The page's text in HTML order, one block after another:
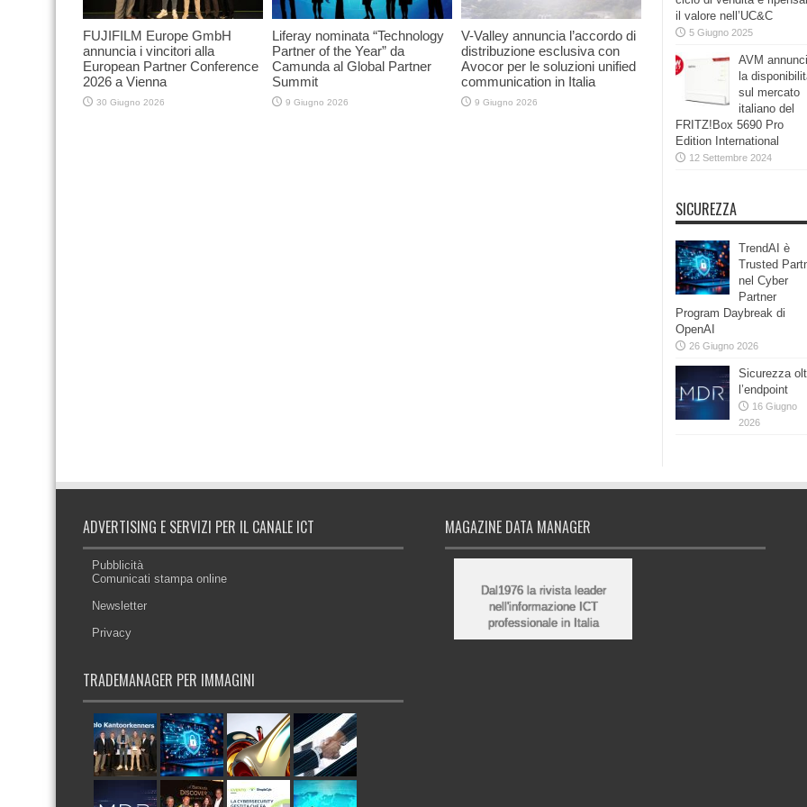
FUJIFILM Europe GmbH
annuncia i vincitori alla
European Partner Conference
2026 a Vienna
30 Giugno 2026
Liferay nominata “Technology
Partner of the Year” da
Camunda al Global Partner
Summit
9 Giugno 2026
V-Valley annuncia l’accordo di
distribuzione esclusiva con
Avocor per le soluzioni unified
communication in Italia
9 Giugno 2026
il valore nell’UC&C
5 Giugno 2025
AVM
la
sul mercato
italiano del
FRITZ!Box 5690 Pro
Edition International
12 Settembre 2024
SICUREZZA
TrendAI è
Trusted
nel Cyber
Partner
Program Daybreak di
OpenAI
26 Giugno 2026
Sicurezza
l’endpoint
16 Giugno
2026
ADVERTISING E SERVIZI PER IL CANALE ICT
Pubblicità
Comunicati stampa online
Newsletter
Privacy
TRADEMANAGER PER IMMAGINI
MAGAZINE DATA MANAGER
Dal1976 la rivista leader
nell'informazione ICT
professionale in Italia